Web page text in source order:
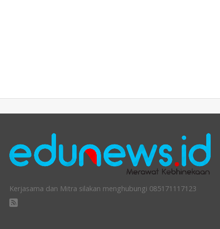
Kerjasama dan Mitra silakan menghubungi 085171117123